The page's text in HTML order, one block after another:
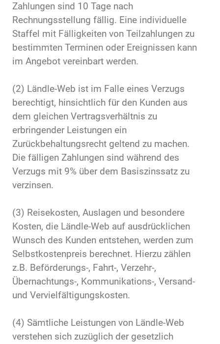
Zahlungen sind 10 Tage nach
Rechnungsstellung fällig. Eine individuelle
Staffel mit Fälligkeiten von Teilzahlungen zu
bestimmten Terminen oder Ereignissen kann
im Angebot vereinbart werden.
(2) Ländle-Web ist im Falle eines Verzugs
berechtigt, hinsichtlich für den Kunden aus
dem gleichen Vertragsverhältnis zu
erbringender Leistungen ein
Zurückbehaltungsrecht geltend zu machen.
Die fälligen Zahlungen sind während des
Verzugs mit 9% über dem Basiszinssatz zu
verzinsen.
(3) Reisekosten, Auslagen und besondere
Kosten, die Ländle-Web auf ausdrücklichen
Wunsch des Kunden entstehen, werden zum
Selbstkostenpreis berechnet. Hierzu zählen
z.B. Beförderungs-, Fahrt-, Verzehr-,
Übernachtungs-, Kommunikations-, Versand-
und Vervielfältigungskosten.
(4) Sämtliche Leistungen von Ländle-Web
verstehen sich zuzüglich der gesetzlich